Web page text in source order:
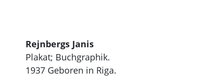
Rejnbergs Janis
Plakat; Buchgraphik.
1937 Geboren in Riga.